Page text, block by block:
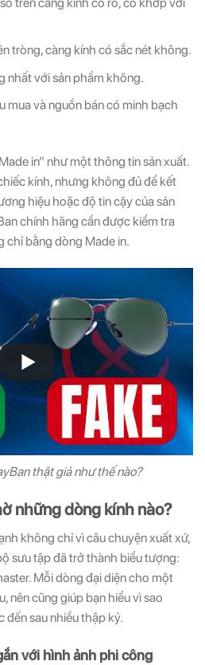
tròng, càng kính có sắc nét không.
nhất với sản phẩm không.
mua và nguồn bán có minh bạch
in” như một thông tin sản xuất.
kính, nhưng không đủ để kết
hiệu hoặc độ tin cậy của sản
chính hãng cần được kiểm tra
chỉ bằng dòng Made in.
thật giả như thế nào?
những dòng kính nào?
không chỉ vì câu chuyện xuất xứ,
sưu tập đã trở thành biểu tượng:
Mỗi dòng đại diện cho một
nên cũng giúp bạn hiểu vì sao
sau nhiều thập kỷ.
với hình ảnh phi công